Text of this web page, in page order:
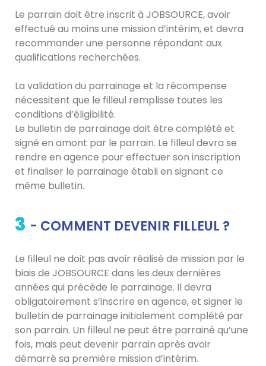
Le parrain doit être inscrit à JOBSOURCE, avoir
effectué au moins une mission d’intérim, et devra
recommander une personne répondant aux
qualifications recherchées.
La validation du parrainage et la récompense
nécessitent que le filleul remplisse toutes les
conditions d’éligibilité.
Le bulletin de parrainage doit être complété et
signé en amont par le parrain. Le filleul devra se
rendre en agence pour effectuer son inscription
et finaliser le parrainage établi en signant ce
même bulletin.
3 - COMMENT DEVENIR FILLEUL ?
Le filleul ne doit pas avoir réalisé de mission par le
biais de JOBSOURCE dans les deux dernières
années qui précède le parrainage. Il devra
obligatoirement s’inscrire en agence, et signer le
bulletin de parrainage initialement complété par
son parrain. Un filleul ne peut être parrainé qu’une
fois, mais peut devenir parrain après avoir
démarré sa première mission d’intérim.